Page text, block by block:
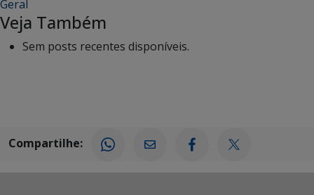
Geral
Veja Também
Sem posts recentes disponíveis.
Compartilhe: